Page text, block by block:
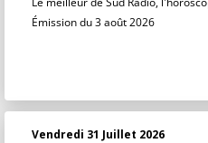
Émission du 3 août 2026
Vendredi 31 Juillet 2026